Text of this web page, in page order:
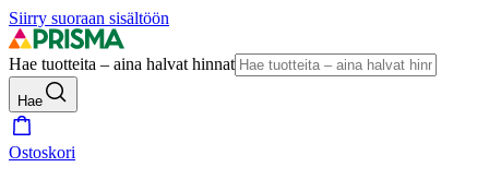
Siirry suoraan sisältöön
Hae tuotteita – aina halvat hinnat
Hae
Ostoskori